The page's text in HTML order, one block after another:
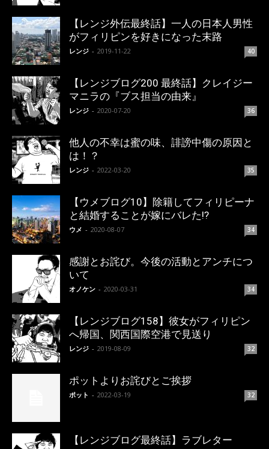
【レンジ外伝最終話】一人の日本人男性
がフィリピンを好きになった末路
レンジ - 2019-11-22 40
【レンジブログ200 最終話】クレイジー
マニラの『ブス担当の由来』
レンジ - 2020-07-20 36
他人の不幸は蜜の味、誹謗中傷の原因と
は！？
レンジ - 2022-03-20 35
【ウメブログ10】除籍してフィリピーナ
と結婚することが嫁にバレた!?
ウメ - 2020-08-07 34
感謝とお詫び。今後の活動とアンチにつ
いて
オノケン - 2020-03-31 34
【レンジブログ158】彼女がフィリピン
へ帰国、関西国際空港で見送り
レンジ - 2019-08-09 32
ポットよりお詫びとご挨拶
ポット - 2022-03-19 32
【レンジブログ最終話】ラブレター